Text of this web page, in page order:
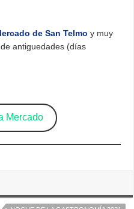
de San Telmo y muy
antiguedades (días
Mercado